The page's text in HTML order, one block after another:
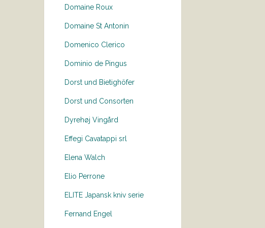
Domaine Roux
Domaine St Antonin
Domenico Clerico
Dominio de Pingus
Dorst und Bietighöfer
Dorst und Consorten
Dyrehøj Vingård
Effegi Cavatappi srl
Elena Walch
Elio Perrone
ELITE Japansk kniv serie
Fernand Engel